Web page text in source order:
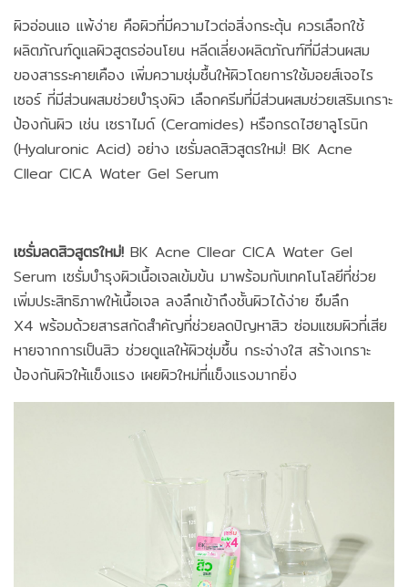
ผิวอ่อนแอ แพ้ง่าย คือผิวที่มีความไวต่อสิ่งกระตุ้น ควรเลือกใช้
ผลิตภัณฑ์ดูแลผิวสูตรอ่อนโยน หลีดเลี่ยงผลิตภัณฑ์ที่มีส่วนผสม
ของสารระคายเคือง เพิ่มความชุ่มชื้นให้ผิวโดยการใช้มอยส์เจอไร
เซอร์ ที่มีส่วนผสมช่วยบำรุงผิว เลือกครีมที่มีส่วนผสมช่วยเสริมเกราะ
ป้องกันผิว เช่น เซราไมด์ (Ceramides) หรือกรดไฮยาลูโรนิก
(Hyaluronic Acid) อย่าง เซรั่มลดสิวสูตรใหม่! BK Acne
Cllear CICA Water Gel Serum
เซรั่มลดสิวสูตรใหม่! BK Acne Cllear CICA Water Gel
Serum เซรั่มบำรุงผิวเนื้อเจลเข้มข้น มาพร้อมกับเทคโนโลยีที่ช่วย
เพิ่มประสิทธิภาพให้เนื้อเจล ลงลึกเข้าถึงชั้นผิวได้ง่าย ซึมลึก
X4 พร้อมด้วยสารสกัดสำคัญที่ช่วยลดปัญหาสิว ซ่อมแซมผิวที่เสีย
หายจากการเป็นสิว ช่วยดูแลให้ผิวชุ่มชื้น กระจ่างใส สร้างเกราะ
ป้องกันผิวให้แข็งแรง เผยผิวใหม่ที่แข็งแรงมากยิ่ง